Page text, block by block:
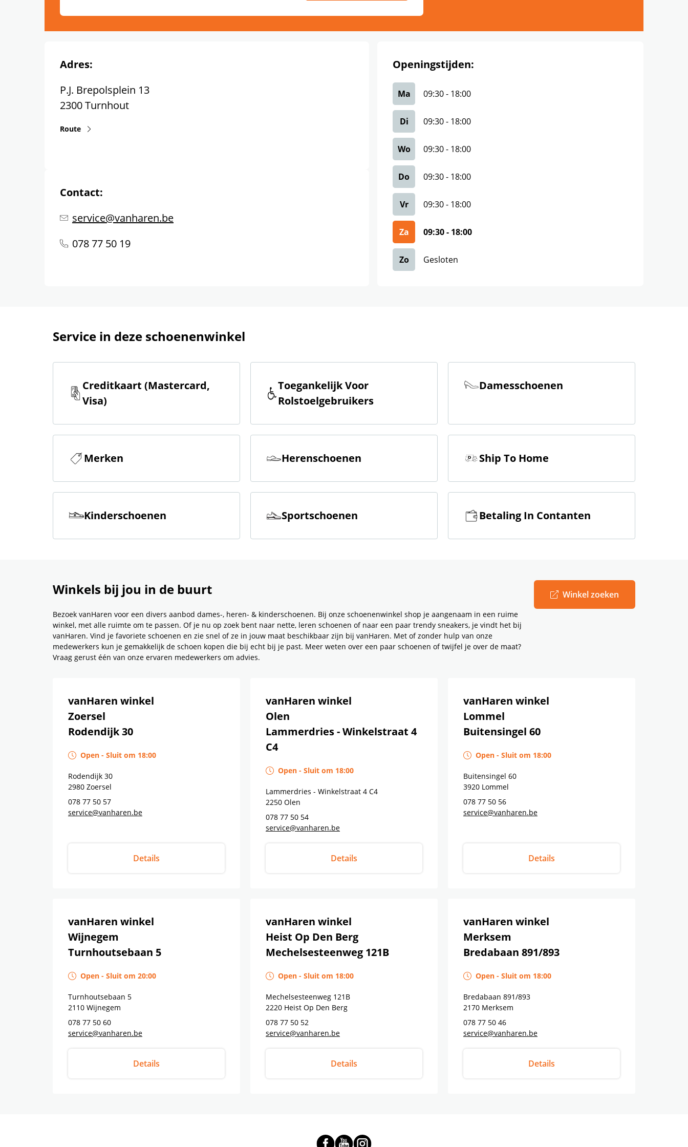
Adres:
P.J. Brepolsplein 13
2300Turnhout
Route
Contact:
service@vanharen.be
078 77 50 19
Openingstijden:
Ma 09:30- 18:00
Di 09:30- 18:00
Wo 09:30- 18:00
Do 09:30- 18:00
Vr 09:30- 18:00
Za 09:30- 18:00
Zo Gesloten
Service in deze schoenenwinkel
Creditkaart (Mastercard,
Visa)
Toegankelijk Voor
Rolstoelgebruikers
Damesschoenen
Merken Herenschoenen Ship To Home
Kinderschoenen Sportschoenen Betaling In Contanten
Winkels bij jou in de buurt
Bezoek vanHaren voor een divers aanbod dames-, heren- & kinderschoenen. Bij onze schoenenwinkel shop je aangenaam in een ruime
winkel, met alle ruimte om te passen. Of je nu op zoek bent naar nette, leren schoenen of naar een paar trendy sneakers, je vindt het bij
vanHaren. Vind je favoriete schoenen en zie snel of ze in jouw maat beschikbaar zijn bij vanHaren. Met of zonder hulp van onze
medewerkers kun je gemakkelijk de schoen kopen die bij echt bij je past. Meer weten over een paar schoenen of twijfel je over de maat?
Vraag gerust één van onze ervaren medewerkers om advies.
Winkel zoeken
vanHaren winkel
Zoersel
Rodendijk 30
Open - Sluit om 18:00
Rodendijk 30
2980 Zoersel
078 77 50 57
service@vanharen.be
Details
vanHaren winkel
Olen
Lammerdries - Winkelstraat 4
C4
Open - Sluit om 18:00
Lammerdries - Winkelstraat 4 C4
2250 Olen
078 77 50 54
service@vanharen.be
Details
vanHaren winkel
Lommel
Buitensingel 60
Open - Sluit om 18:00
Buitensingel 60
3920 Lommel
078 77 50 56
service@vanharen.be
Details
vanHaren winkel
Wijnegem
Turnhoutsebaan 5
Open - Sluit om 20:00
Turnhoutsebaan 5
2110 Wijnegem
078 77 50 60
service@vanharen.be
Details
vanHaren winkel
Heist Op Den Berg
Mechelsesteenweg 121B
Open - Sluit om 18:00
Mechelsesteenweg 121B
2220 Heist Op Den Berg
078 77 50 52
service@vanharen.be
Details
vanHaren winkel
Merksem
Bredabaan 891/893
Open - Sluit om 18:00
Bredabaan 891/893
2170 Merksem
078 77 50 46
service@vanharen.be
Details